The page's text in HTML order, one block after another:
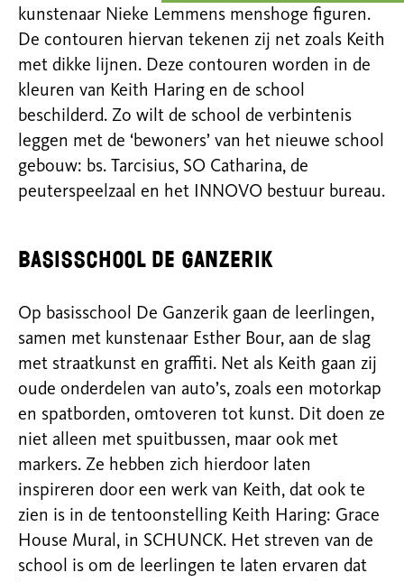
kunstenaar Nieke Lemmens menshoge figuren.
De contouren hiervan tekenen zij net zoals Keith
met dikke lijnen. Deze contouren worden in de
kleuren van Keith Haring en de school
beschilderd. Zo wilt de school de verbintenis
leggen met de ‘bewoners’ van het nieuwe school
gebouw: bs. Tarcisius, SO Catharina, de
peuterspeelzaal en het INNOVO bestuur bureau.
basisschool De Ganzerik
Op basisschool De Ganzerik gaan de leerlingen,
samen met kunstenaar Esther Bour, aan de slag
met straatkunst en graffiti. Net als Keith gaan zij
oude onderdelen van auto’s, zoals een motorkap
en spatborden, omtoveren tot kunst. Dit doen ze
niet alleen met spuitbussen, maar ook met
markers. Ze hebben zich hierdoor laten
inspireren door een werk van Keith, dat ook te
zien is in de tentoonstelling Keith Haring: Grace
House Mural, in SCHUNCK. Het streven van de
school is om de leerlingen te laten ervaren dat